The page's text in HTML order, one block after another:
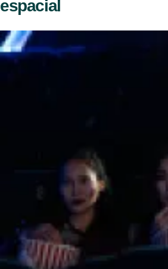
espacial